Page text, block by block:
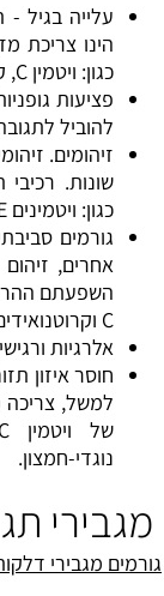
עלייה בגיל
הינו צריכת
כגון: ויטמין C, קרוטנואידים ופלבונואידים שונים ומגוונים.
פציעות
להוביל
זיהומים.
שונות.
כגון: ויטמינים C, E, אן-אציטיל-ציסטאין (NAC).
גורמים
אחרים,
השפעתם
C וקרוטנואידים (בעיקר הבטא-קרוטן).
אלרגיות
חוסר איזון
למשל, צריכה
נוגדי-חמצון.
מגבירי
גורמים מגבירי